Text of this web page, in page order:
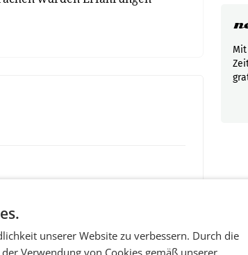
unserer Website zu verbessern. Durch die
Verwendung von Cookies gemäß unserer